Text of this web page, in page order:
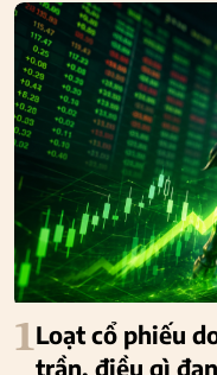
1Loạt cổ phiếu
trần, điều gì